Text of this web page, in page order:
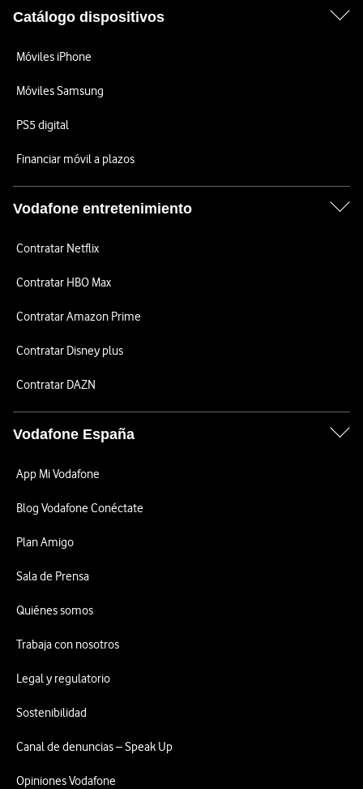
Catálogo dispositivos
Móviles iPhone
Móviles Samsung
PS5 digital
Financiar móvil a plazos
Vodafone entretenimiento
Contratar Netflix
Contratar HBO Max
Contratar Amazon Prime
Contratar Disney plus
Contratar DAZN
Vodafone España
App Mi Vodafone
Blog Vodafone Conéctate
Plan Amigo
Sala de Prensa
Quiénes somos
Trabaja con nosotros
Legal y regulatorio
Sostenibilidad
Canal de denuncias – Speak Up
Opiniones Vodafone